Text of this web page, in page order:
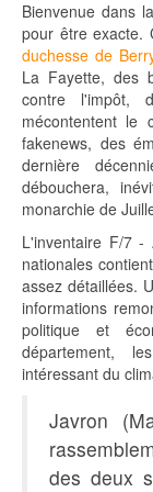
Bienvenue dans
pour être exacte.
duchesse de
La Fayette, des
contre l'impôt,
mécontentent
fakenews, des
dernière
débouchera,
monarchie de
L'inventaire F/7 -
nationales
assez détaillées.
informations
politique et
département,
intéressant du
Javron
des deux